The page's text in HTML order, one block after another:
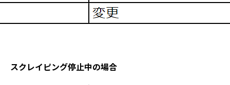
スクレイピング停止中の場合